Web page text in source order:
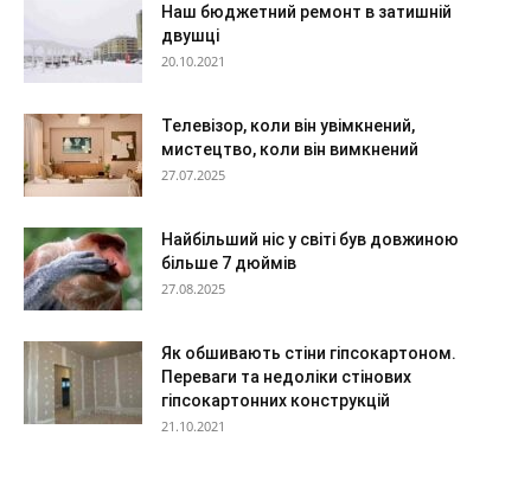
Наш бюджетний ремонт в затишній
двушці
20.10.2021
Телевізор, коли він увімкнений,
мистецтво, коли він вимкнений
27.07.2025
Найбільший ніс у світі був довжиною
більше 7 дюймів
27.08.2025
Як обшивають стіни гіпсокартоном.
Переваги та недоліки стінових
гіпсокартонних конструкцій
21.10.2021